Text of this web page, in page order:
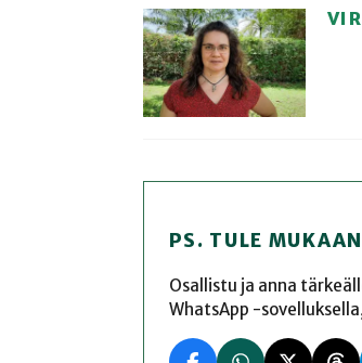
PS. TULE
Osallistu ja anna
WhatsApp -